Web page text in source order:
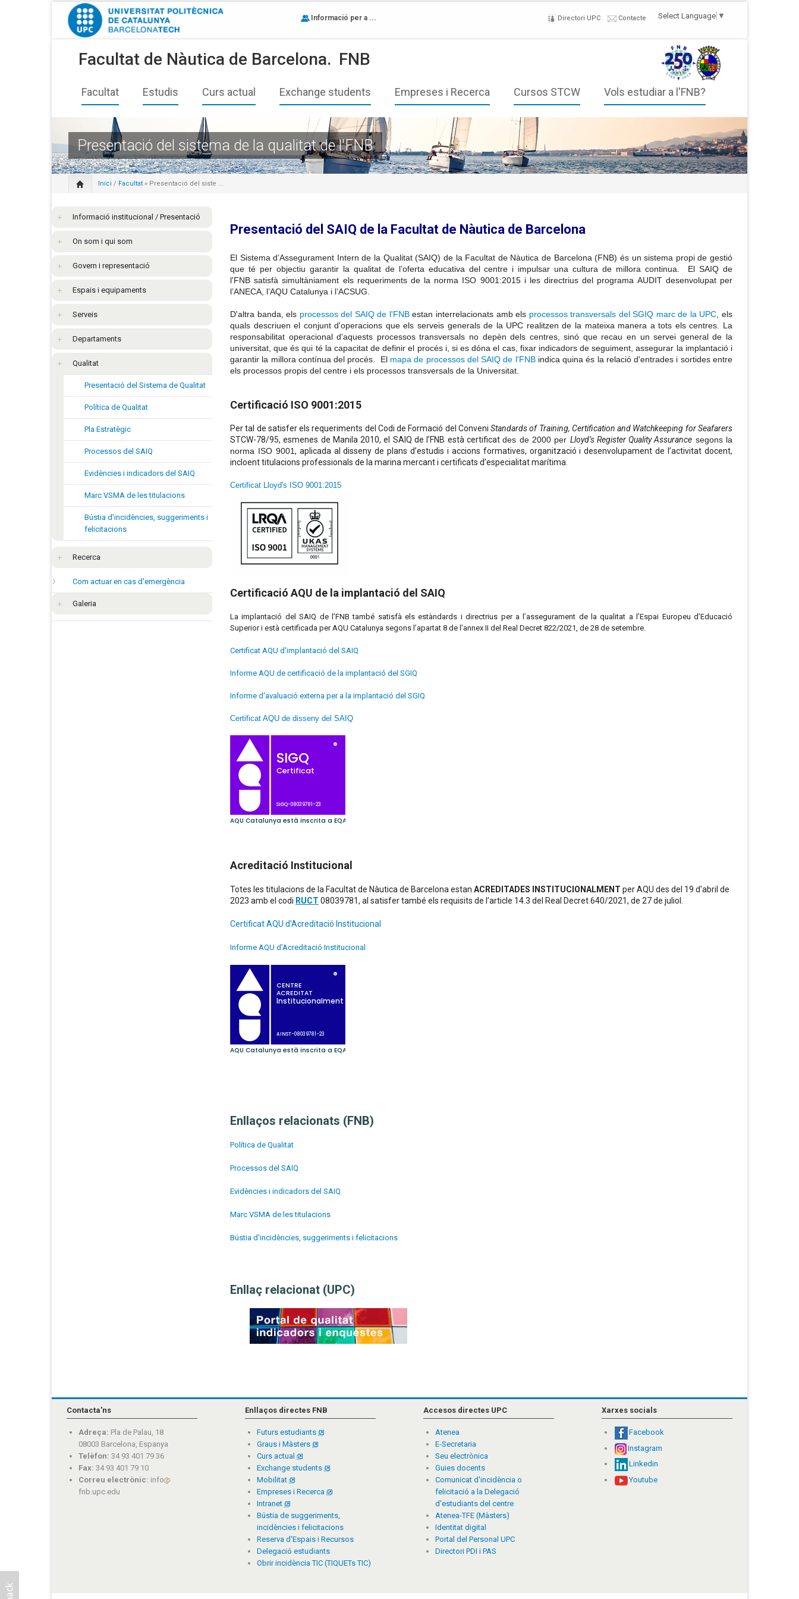
Select Language ▼
Directori UPC Contacte
Informació per a ...
Facultat de Nàutica de Barcelona. FNB
Facultat Estudis Curs actual Exchange students Empreses i Recerca Cursos STCW Vols estudiar a l'FNB?
Presentació del sistema de la qualitat de l'FNB
Inici / Facultat » Presentació del siste ...
Informació institucional / Presentació
On som i qui som
Govern i representació
Espais i equipaments
Serveis
Departaments
Qualitat
Presentació del Sistema de Qualitat
Política de Qualitat
Pla Estratègic
Processos del SAIQ
Evidències i indicadors del SAIQ
Marc VSMA de les titulacions
Bústia d'incidències, suggeriments i
felicitacions
Recerca
Com actuar en cas d'emergència
Galeria
Presentació del SAIQ de la Facultat de Nàutica de Barcelona
El Sistema d’Assegurament Intern de la Qualitat (SAIQ) de la Facultat de Nàutica de Barcelona (FNB) és un sistema propi de gestió
que té per objectiu garantir la qualitat de l’oferta educativa del centre i impulsar una cultura de millora continua. El SAIQ de
l'FNBsatisfà simultàniament els requeriments de la norma ISO 9001:2015 i les directrius del programa AUDIT desenvolupat per
l’ANECA, l’AQU Catalunya i l’ACSUG.
D'altra banda, els processos del SAIQ de l'FNBestan interrelacionats amb els processos transversals del SGIQ marc de la UPC , els
quals descriuen el conjunt d'operacions que els serveis generals de la UPC realitzen de la mateixa manera a tots els centres. La
responsabilitat operacional d'aquests processos transversals no depèn dels centres, sinó que recau en un servei general de la
universitat, que és qui té la capacitat de definir el procés i, si es dóna el cas, fixar indicadors de seguiment, assegurar la implantació i
garantir la millora contínua del procés. El mapa de processos del SAIQ de l'FNBindica quina és la relació d'entrades i sortides entre
els processos propis del centre i els processos transversals de la Universitat.
Certificació ISO 9001:2015
Per tal de satisfer els requeriments del Codi de Formació del ConveniStandards of Training, Certification and Watchkeeping for Seafarers
STCW-78/95, esmenes de Manila 2010, el SAIQ de l’FNB està certificatdes de 2000 per Lloyd’s Register Quality Assurance segons la
norma ISO 9001, aplicada al disseny de plans d’estudis i accions formatives, organització i desenvolupament de l’activitat docent,
incloent titulacions professionals de la marina mercant i certificats d’especialitat marítima.
Certificat Lloyd's ISO 9001:2015
Certificació AQU de la implantació del SAIQ
La implantació del SAIQ de l’FNB també satisfà els estàndards i directrius per a l’assegurament de la qualitat a l’Espai Europeu d’Educació
Superior i està certificada per AQU Catalunya segons l’apartat 8 de l’annex II del Real Decret 822/2021, de 28 de setembre.
Certificat AQU d'implantació del SAIQ
Informe AQU de certificació de la implantació del SGIQ
Informe d'avaluació externa per a la implantació del SGIQ
Certificat AQU de disseny del SAIQ
Acreditació Institucional
Totes les titulacions de la Facultat de Nàutica de Barcelona estan ACREDITADES INSTITUCIONALMENT per AQU des del 19 d'abril de
2023 amb el codi RUCT 08039781, al satisfer també els requisits de l’article 14.3 del Real Decret 640/2021, de 27 de juliol.
Certificat AQU d'Acreditació Institucional
Informe AQU d'Acreditació Institucional
Enllaços relacionats (FNB)
Política de Qualitat
Processos del SAIQ
Evidències i indicadors del SAIQ
Marc VSMA de les titulacions
Bústia d'incidències, suggeriments i felicitacions
Enllaç relacionat (UPC)
Contacta'ns
Adreça: Pla de Palau, 18
08003 Barcelona, Espanya
Telèfon: 34 93 401 79 36
Fax: 34 93 401 79 10
Correu electrònic: info
fnb.upc.edu
Enllaços directes FNB
Futurs estudiants
Graus i Màsters
Curs actual
Exchange students
Mobilitat
Empreses i Recerca
Intranet
Bústia de suggeriments,
incidències i felicitacions
Reserva d'Espais i Recursos
Delegació estudiants
Obrir incidència TIC (TIQUETs TIC)
Accesos directes UPC
Atenea
E-Secretaria
Seu electrònica
Guies docents
Comunicat d'incidència o
felicitació a la Delegació
d'estudiants del centre
Atenea-TFE (Màsters)
Identitat digital
Portal del Personal UPC
Directori PDI i PAS
Xarxes socials
Facebook
Instagram
Linkedin
Youtube